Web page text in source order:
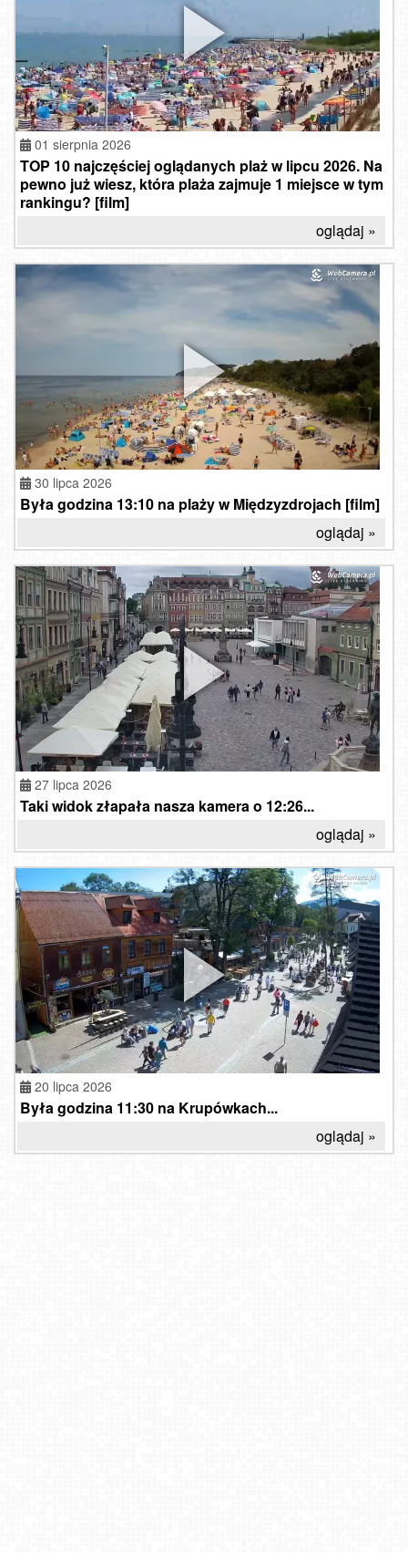
01 sierpnia 2026
TOP 10 najczęściej oglądanych plaż w lipcu 2026. Na
pewno już wiesz, która plaża zajmuje 1 miejsce w tym
rankingu? [film]
oglądaj »
30 lipca 2026
Była godzina 13:10 na plaży w Międzyzdrojach [film]
oglądaj »
27 lipca 2026
Taki widok złapała nasza kamera o 12:26...
oglądaj »
20 lipca 2026
Była godzina 11:30 na Krupówkach...
oglądaj »